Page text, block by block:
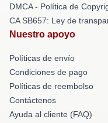
DMCA - Política de
CA SB657: Ley de
Nuestro apoyo
Políticas de envío
Condiciones de pago
Políticas de reembolso
Contáctenos
Ayuda al cliente (FAQ)